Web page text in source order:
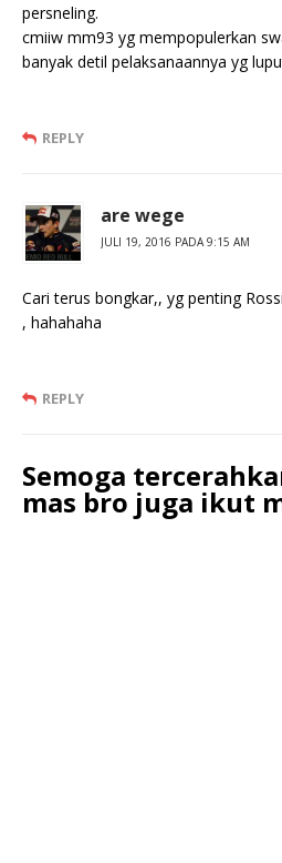
persneling.
cmiiw mm93 yg mempopulerkan
banyak detil pelaksanaannya yg
REPLY
are wege
JULI 19, 2016 PADA 9:15 AM
Cari terus bongkar,, yg penting
, hahahaha
REPLY
Semoga
mas bro juga ikut